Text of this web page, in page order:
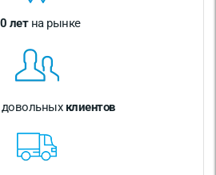
летна рынке
клиентов